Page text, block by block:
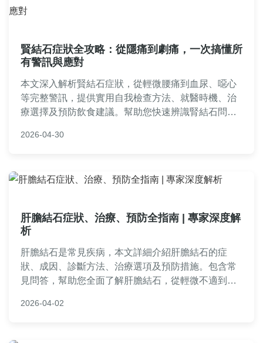
賢結石症狀全攻略：從隱痛到劇痛，一次搞懂所
有警訊與應對
本文深入解析賢結石症狀，從輕微腰痛到血尿、噁心
等完整警訊，提供實用自我檢查方法、就醫時機、治
療選擇及預防飲食建議。幫助您快速辨識腎結石問
享，解決所有相關疑問。
2026-04-30
肝膽結石症狀、治療、預防全指南 | 專家深度解
析
肝膽結石是常見疾病，本文詳細介紹肝膽結石的症
狀、成因、診斷方法、治療選項及預防措施。包含常
見問答，幫助您全面了解肝膽結石，從輕微不適到嚴
飲食與生活習慣的實用建議。專家觀點與個人經驗分
2026-04-02